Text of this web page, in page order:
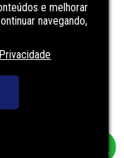
e melhorar
navegando,